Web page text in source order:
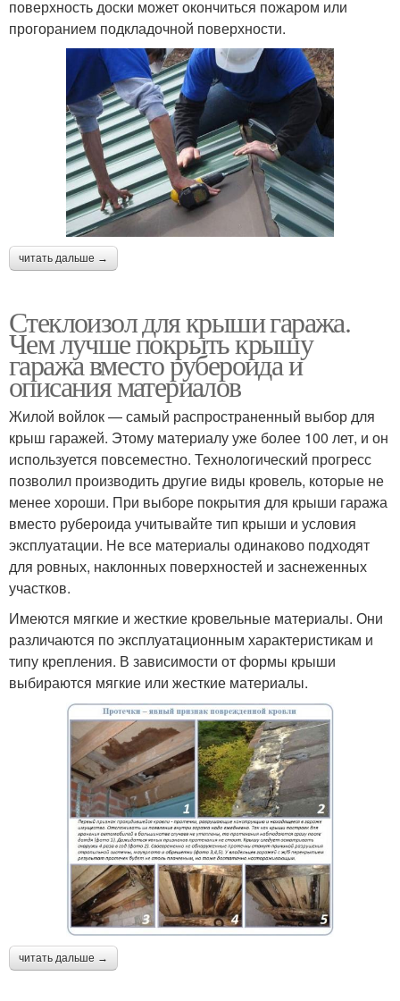
поверхность доски может окончиться пожаром или
прогоранием подкладочной поверхности.
читать дальше →
Стеклоизол для крыши гаража.
Чем лучше покрыть крышу
гаража вместо рубероида и
описания материалов
Жилой войлок — самый распространенный выбор для
крыш гаражей. Этому материалу уже более 100 лет, и он
используется повсеместно. Технологический прогресс
позволил производить другие виды кровель, которые не
менее хороши. При выборе покрытия для крыши гаража
вместо рубероида учитывайте тип крыши и условия
эксплуатации. Не все материалы одинаково подходят
для ровных, наклонных поверхностей и заснеженных
участков.
Имеются мягкие и жесткие кровельные материалы. Они
различаются по эксплуатационным характеристикам и
типу крепления. В зависимости от формы крыши
выбираются мягкие или жесткие материалы.
читать дальше →